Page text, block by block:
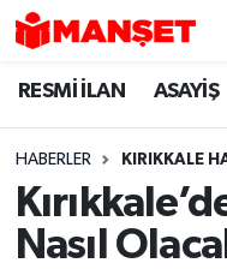
RESMİ İLAN ASAYİŞ
HABERLER KIRIKKALE
Nasıl
Hava Durumu
Trafik Durumu
Süper Lig Puan